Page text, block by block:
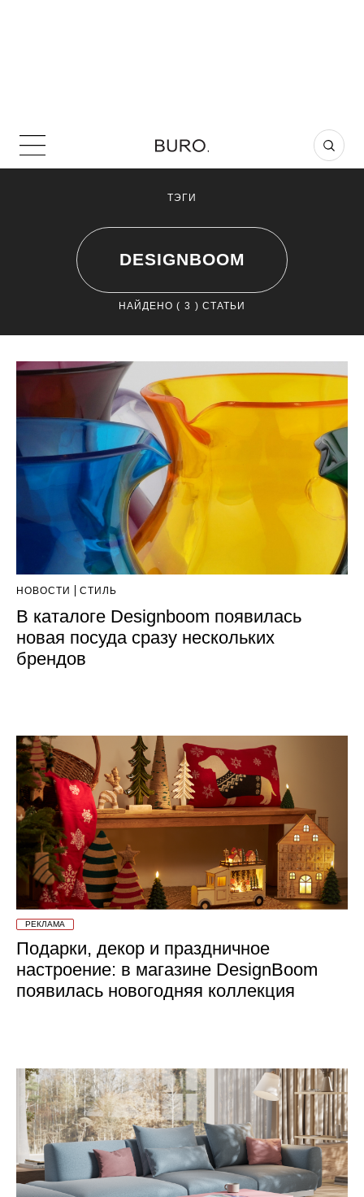
ТЭГИ
DESIGNBOOM
НАЙДЕНО ( 3 ) СТАТЬИ
НОВОСТИ СТИЛЬ
В каталоге Designboom появилась
новая посуда сразу нескольких
брендов
РЕКЛАМА
Подарки, декор и праздничное
настроение: в магазине DesignBoom
появилась новогодняя коллекция